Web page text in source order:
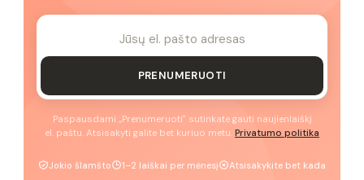
PRENUMERUOTI
Paspausdami „Prenumeruoti" sutinkate gauti naujienlaiškį
el. paštu. Atsisakyti galite bet kuriuo metu. Privatumo politika
Jokio šlamšto 1–2 laiškai per mėnesį Atsisakykite bet kada